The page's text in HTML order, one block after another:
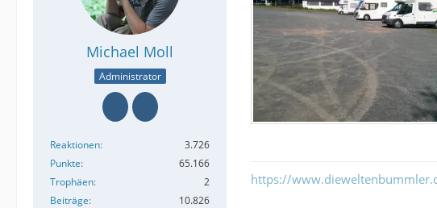
Michael Moll
Administrator
Reaktionen
3.726
Punkte
65.166
Trophäen
2
Beiträge
10.826
https://